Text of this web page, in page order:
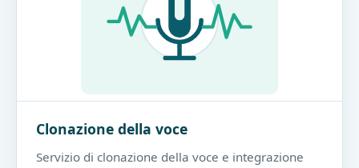
Clonazione della voce
Servizio di clonazione della voce e integrazione